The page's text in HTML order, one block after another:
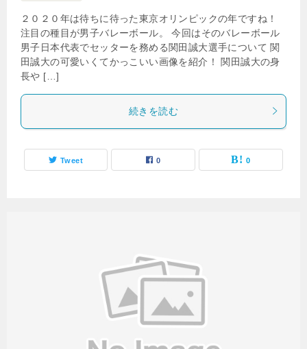
２０２０年は待ちに待った東京オリンピックの年ですね！
注目の種目が男子バレーボール。 今回はそのバレーボール
男子日本代表でセッターを務める関田誠大選手について 関
田誠大の可愛いくてかっこいい画像を紹介！ 関田誠大の身
長や […]
続きを読む
Tweet 0 0